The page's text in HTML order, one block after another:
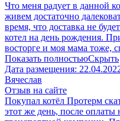
Что меня радует в данной
живем достаточно
время, что доставка не
котел на день рождения.
восторге и моя мама тоже,
Показать полностьюСкрыть
Дата размещения:
Вячеслав
Отзыв на сайте
Покупал котёл Протерм
этот же день, после оплаты